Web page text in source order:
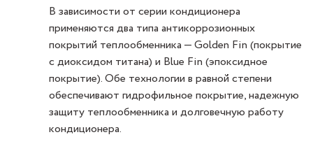
В зависимости от серии кондиционера
применяются два типа антикоррозионных
покрытий теплообменника — Golden Fin (покрытие
с диоксидом титана) и Blue Fin (эпоксидное
покрытие). Обе технологии в равной степени
обеспечивают гидрофильное покрытие, надежную
защиту теплообменника и долговечную работу
кондиционера.